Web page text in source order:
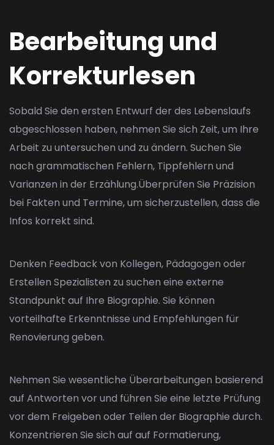
Bearbeitung und
Korrekturlesen
Sobald Sie den ersten Entwurf der des Lebenslaufs
abgeschlossen haben, nehmen Sie sich Zeit, um Ihre
Arbeit zu untersuchen und zu ändern. Suchen Sie
nach grammatischen Fehlern, Tippfehlern und
Varianzen in der Erzählung.Überprüfen Sie Präzision
bei Fakten und Termine, um sicherzustellen, dass die
Infos korrekt sind.
Denken Feedback von Kollegen, Pädagogen oder
Erstellen Spezialisten zu suchen eine externe
Standpunkt auf Ihre Biographie. Sie können
vorteilhafte Erkenntnisse und Empfehlungen für
Renovierung geben.
Nehmen Sie wesentliche Überarbeitungen basierend
auf Antworten vor und führen Sie eine letzte Prüfung
vor dem Freigeben oder Teilen der Biographie durch.
Konzentrieren Sie sich auf auf Formatierung,